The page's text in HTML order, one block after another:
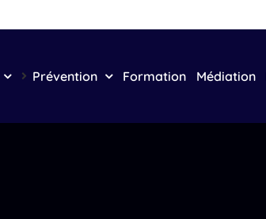
Prévention Formation Médiation